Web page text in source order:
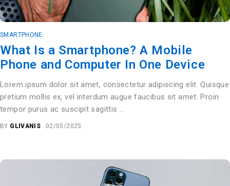
SMARTPHONE
What Is a Smartphone? A Mobile
Phone and Computer In One Device
Lorem ipsum dolor sit amet, consectetur adipiscing elit. Quisque
pretium mollis ex, vel interdum augue faucibus sit amet. Proin
tempor purus ac suscipit sagittis …
BY GLIVANIS 02/05/2025